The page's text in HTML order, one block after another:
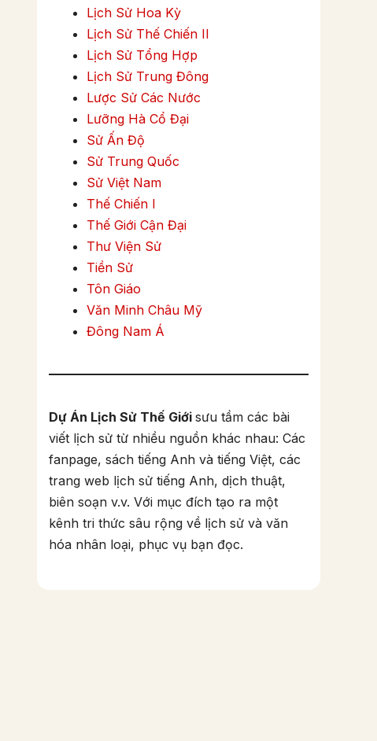
Lịch Sử Hoa Kỳ
Lịch Sử Thế Chiến II
Lịch Sử Tổng Hợp
Lịch Sử Trung Đông
Lược Sử Các Nước
Lưỡng Hà Cổ Đại
Sử Ấn Độ
Sử Trung Quốc
Sử Việt Nam
Thế Chiến I
Thế Giới Cận Đại
Thư Viện Sử
Tiền Sử
Tôn Giáo
Văn Minh Châu Mỹ
Đông Nam Á
Dự Án Lịch Sử Thế Giới sưu tầm các bài
viết lịch sử từ nhiều nguồn khác nhau: Các
fanpage, sách tiếng Anh và tiếng Việt, các
trang web lịch sử tiếng Anh, dịch thuật,
biên soạn v.v. Với mục đích tạo ra một
kênh tri thức sâu rộng về lịch sử và văn
hóa nhân loại, phục vụ bạn đọc.